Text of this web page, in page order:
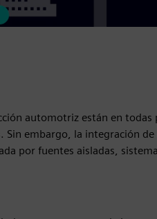
automotriz están en todas
Sin embargo, la integración
por fuentes aisladas,